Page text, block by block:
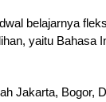
belajarnya
yaitu Bahasa
Jakarta, Bogor,